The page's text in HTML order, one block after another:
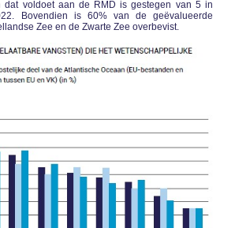
dat voldoet aan de RMD is gestegen van 5 in
Bovendien is 60% van de geëvalueerde
Zee en de Zwarte Zee overbevist.